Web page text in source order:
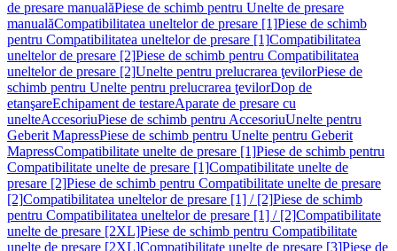
de presare manualăPiese de schimb pentru Unelte de presare
manualăCompatibilitatea uneltelor de presare [1]Piese de schimb
pentru Compatibilitatea uneltelor de presare [1]Compatibilitatea
uneltelor de presare [2]Piese de schimb pentru Compatibilitatea
uneltelor de presare [2]Unelte pentru prelucrarea ţevilorPiese de
schimb pentru Unelte pentru prelucrarea ţevilorDop de
etanşareEchipament de testareAparate de presare cu
unelteAccesoriuPiese de schimb pentru AccesoriuUnelte pentru
Geberit MapressPiese de schimb pentru Unelte pentru Geberit
MapressCompatibilitate unelte de presare [1]Piese de schimb pentru
Compatibilitate unelte de presare [1]Compatibilitate unelte de
presare [2]Piese de schimb pentru Compatibilitate unelte de presare
[2]Compatibilitatea uneltelor de presare [1] / [2]Piese de schimb
pentru Compatibilitatea uneltelor de presare [1] / [2]Compatibilitate
unelte de presare [2XL]Piese de schimb pentru Compatibilitate
unelte de presare [2XL]Compatibilitate unelte de presare [3]Piese de